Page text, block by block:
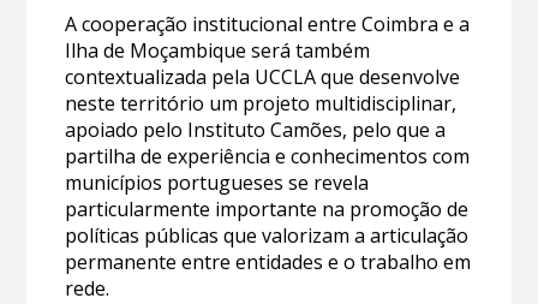
A cooperação institucional entre Coimbra e a
Ilha de Moçambique será também
contextualizada pela UCCLA que desenvolve
neste território um projeto multidisciplinar,
apoiado pelo Instituto Camões, pelo que a
partilha de experiência e conhecimentos com
municípios portugueses se revela
particularmente importante na promoção de
políticas públicas que valorizam a articulação
permanente entre entidades e o trabalho em
rede.